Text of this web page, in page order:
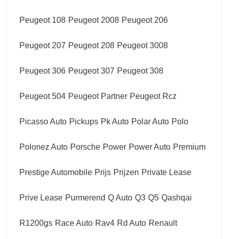
Peugeot 108 Peugeot 2008 Peugeot 206
Peugeot 207 Peugeot 208 Peugeot 3008
Peugeot 306 Peugeot 307 Peugeot 308
Peugeot 504 Peugeot Partner Peugeot Rcz
Picasso Auto Pickups Pk Auto Polar Auto Polo
Polonez Auto Porsche Power Power Auto Premium
Prestige Automobile Prijs Prijzen Private Lease
Prive Lease Purmerend Q Auto Q3 Q5 Qashqai
R1200gs Race Auto Rav4 Rd Auto Renault